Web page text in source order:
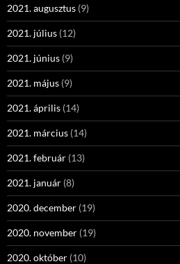
2021. augusztus (9)
2021. július (12)
2021. június (9)
2021. május (9)
2021. április (14)
2021. március (14)
2021. február (13)
2021. január (8)
2020. december (19)
2020. november (19)
2020. október (10)